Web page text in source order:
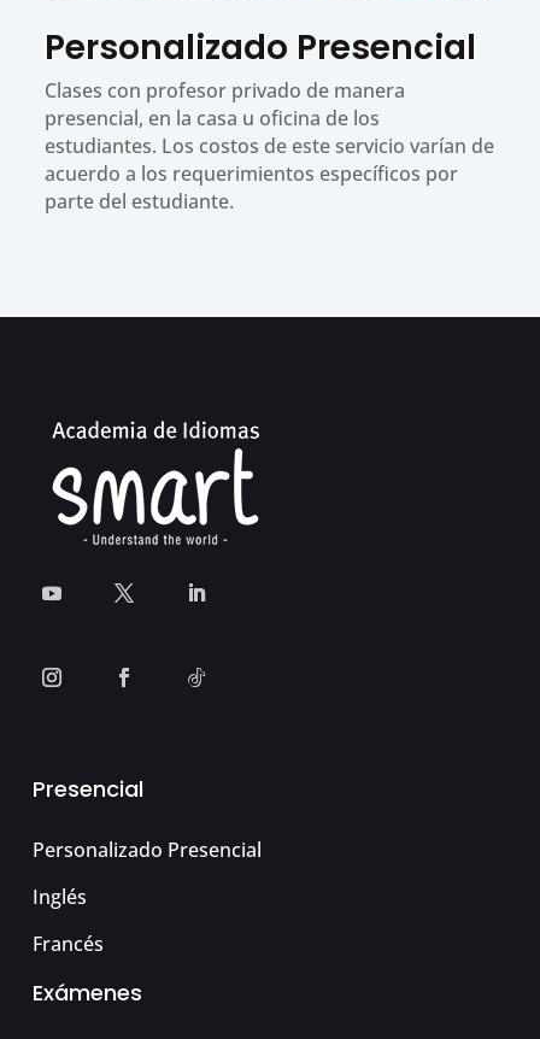
Personalizado Presencial
Clases con profesor privado de manera
presencial, en la casa u oficina de los
estudiantes. Los costos de este servicio varían de
acuerdo a los requerimientos específicos por
parte del estudiante.
Presencial
Personalizado Presencial
Inglés
Francés
Exámenes